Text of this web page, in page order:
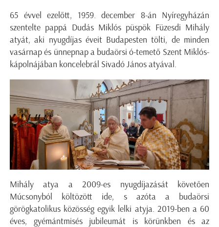
65 évvel ezelőtt, 1959. december 8-án Nyíregyházán
szentelte pappá Dudás Miklós püspök Füzesdi Mihály
atyát, aki nyugdíjas éveit Budapesten tölti, de minden
vasárnap és ünnepnap a budaörsi ó-temető Szent Miklós-
kápolnájában koncelebrál Sivadó János atyával.
Mihály atya a 2009-es nyugdíjazását követően
Múcsonyból költözött ide, s azóta a budaörsi
görögkatolikus közösség egyik lelki atyja. 2019-ben a 60
éves, gyémántmisés jubileumát is körünkben és az